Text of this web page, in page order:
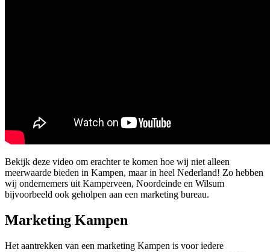
Bekijk deze video om erachter te komen hoe wij niet alleen
meerwaarde bieden in Kampen, maar in heel Nederland! Zo hebben
wij ondernemers uit Kamperveen, Noordeinde en Wilsum
bijvoorbeeld ook geholpen aan een marketing bureau.
Marketing Kampen
Het aantrekken van een marketing Kampen is voor iedere